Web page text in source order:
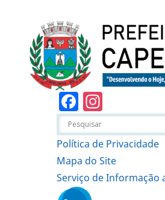
Facebook
Política de Privacidade
Mapa do Site
Serviço de Informação